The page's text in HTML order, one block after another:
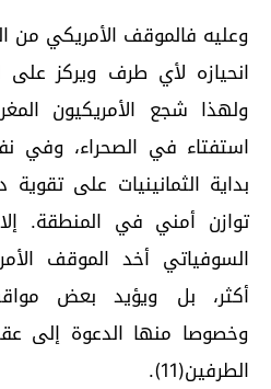
وعليه فالموقف الأمريكي من
انحيازه لأي طرف ويركز
ولهذا شجع الأمريكيون
استفتاء في الصحراء،
بداية الثمانينيات على
توازن أمني في المنطقة. إلا
السوفياتي أخد الموقف
أكثر، بل ويؤيد بعض
وخصوصا منها الدعوة إلى
الطرفين(11).